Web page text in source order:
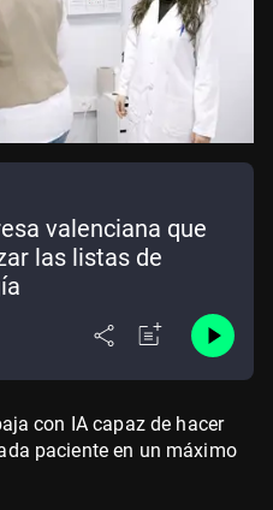
valenciana que
las listas de
con IA capaz de hacer
paciente en un máximo